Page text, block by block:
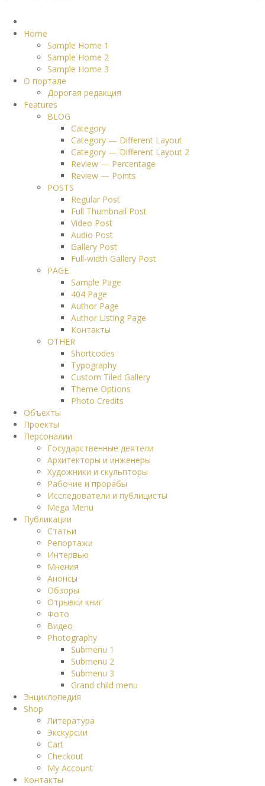
Home
Sample Home 1
Sample Home 2
Sample Home 3
О портале
Дорогая редакция
Features
BLOG
Category
Category — Different Layout
Category — Different Layout 2
Review — Percentage
Review — Points
POSTS
Regular Post
Full Thumbnail Post
Video Post
Audio Post
Gallery Post
Full-width Gallery Post
PAGE
Sample Page
404 Page
Author Page
Author Listing Page
Контакты
OTHER
Shortcodes
Typography
Custom Tiled Gallery
Theme Options
Photo Credits
Объекты
Проекты
Персоналии
Государственные деятели
Архитекторы и инженеры
Художники и скульпторы
Рабочие и прорабы
Исследователи и публицисты
Mega Menu
Публикации
Статьи
Репортажи
Интервью
Мнения
Анонсы
Обзоры
Отрывки книг
Фото
Видео
Photography
Submenu 1
Submenu 2
Submenu 3
Grand child menu
Энциклопедия
Shop
Литература
Экскурсии
Cart
Checkout
My Account
Контакты